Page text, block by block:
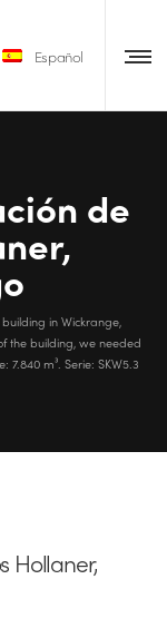
Español
de
in Wickrange,
the building, we needed
7.840 m³. Serie: SKW5.3
Hollaner,